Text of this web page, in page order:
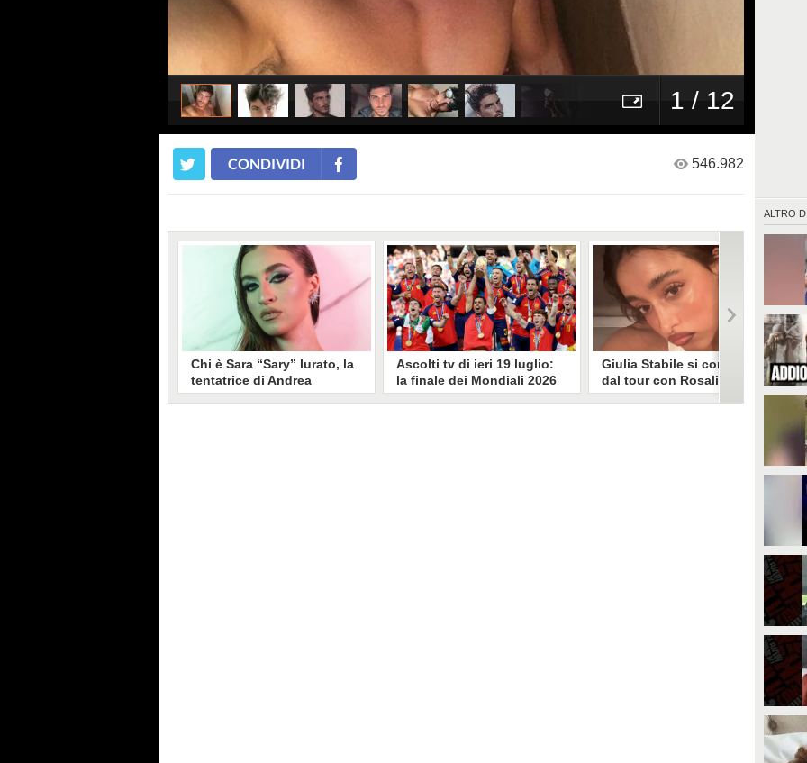
1 / 12
ALTRO DI
CONDIVIDI 546.982
Chi è Sara “Sary” Iurato, la
tentatrice di Andrea
Petraroli a Temptation
Ascolti tv di ieri 19 luglio:
la finale dei Mondiali 2026
Spagna-Argentina
Giulia Stabile si confessa
dal tour con Rosalia: "Non
sono stata bene, costretta
lasciata andare a una confessione
altri. A volte è già dentro di noi".